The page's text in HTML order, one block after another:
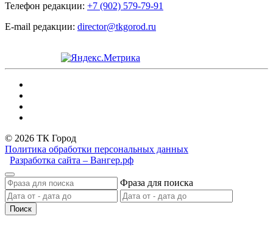
Телефон редакции: +7 (902) 579-79-91
E-mail редакции: director@tkgorod.ru
© 2026 ТК Город
Политика обработки персональных данных
Разработка сайта – Вангер.рф
Фраза для поиска
Поиск